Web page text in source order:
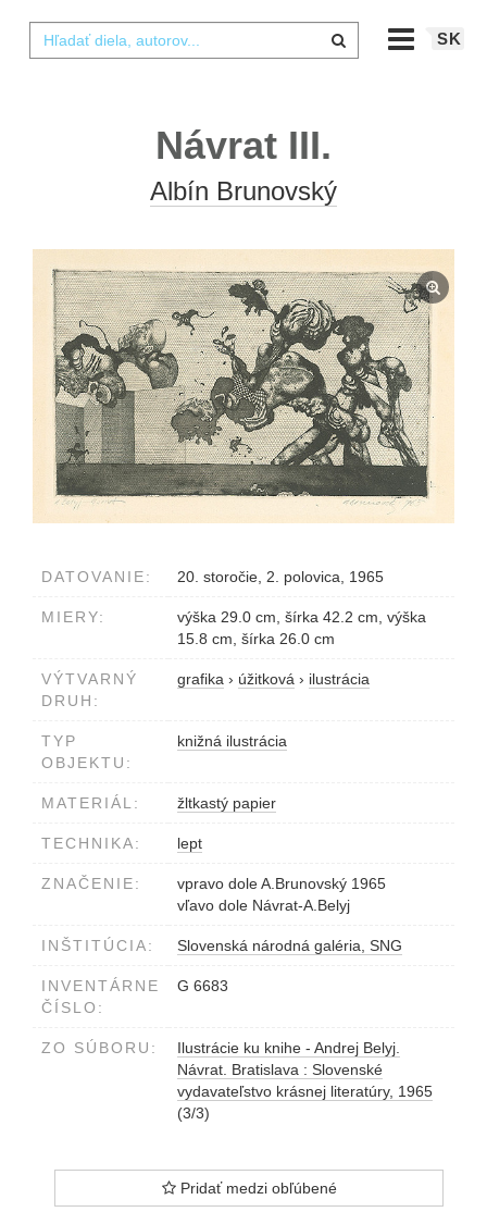
SK
Návrat III.
Albín Brunovský
DATOVANIE: 20. storočie, 2. polovica, 1965
MIERY:
výška 29.0 cm, šírka 42.2 cm, výška
15.8 cm, šírka 26.0 cm
VÝTVARNÝ
DRUH:
grafika › úžitková › ilustrácia
TYP
OBJEKTU:
knižná ilustrácia
MATERIÁL: žltkastý papier
TECHNIKA: lept
ZNAČENIE:
vpravo dole A.Brunovský 1965
vľavo dole Návrat-A.Belyj
INŠTITÚCIA: Slovenská národná galéria, SNG
INVENTÁRNE
ČÍSLO:
G 6683
ZO SÚBORU:
Ilustrácie ku knihe - Andrej Belyj.
Návrat. Bratislava : Slovenské
vydavateľstvo krásnej literatúry, 1965
(3/3)
Pridať medzi obľúbené